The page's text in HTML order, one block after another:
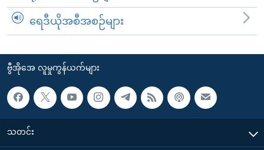
ရေဒီယိုအစီအစဉ်များ
ဗွီအိုအေ လူမှုကွန်ယက်များ
သတင်း